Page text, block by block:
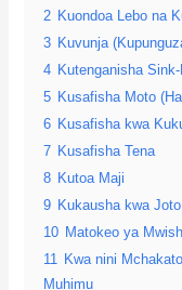
2 Kuondoa Lebo na
3 Kuvunja
4 Kutenganisha
5 Kusafisha Moto
6 Kusafisha kwa
7 Kusafisha Tena
8 Kutoa Maji
9 Kukausha kwa Joto
10 Matokeo ya
11 Kwa nini
Muhimu